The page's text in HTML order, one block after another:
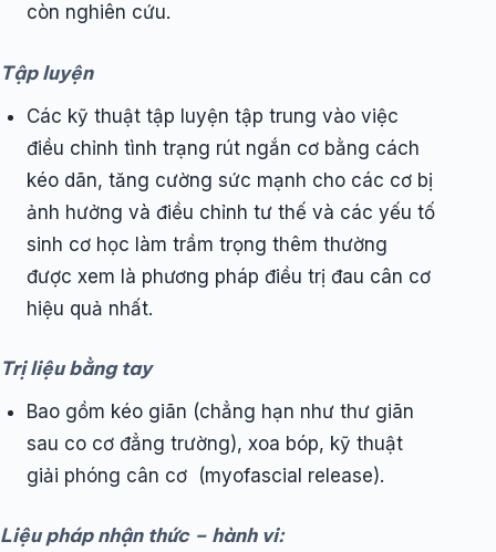
còn nghiên cứu.
Tập luyện
Các kỹ thuật tập luyện tập trung vào việc
điều chỉnh tình trạng rút ngắn cơ bằng cách
kéo dãn, tăng cường sức mạnh cho các cơ bị
ảnh hưởng và điều chỉnh tư thế và các yếu tố
sinh cơ học làm trầm trọng thêm thường
được xem là phương pháp điều trị đau cân cơ
hiệu quả nhất.
Trị liệu bằng tay
Bao gồm kéo giãn (chẳng hạn như thư giãn
sau co cơ đẳng trường), xoa bóp, kỹ thuật
giải phóng cân cơ (myofascial release).
Liệu pháp nhận thức – hành vi: